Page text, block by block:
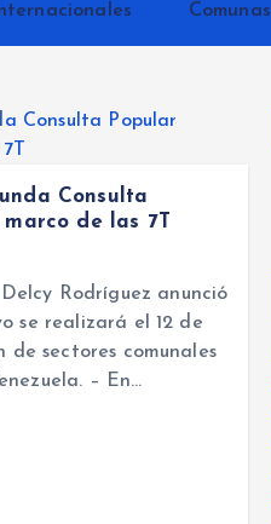
Comunas
Consulta
de las 7T
Rodríguez anunció
se realizará el 12 de
de sectores comunales
– En…